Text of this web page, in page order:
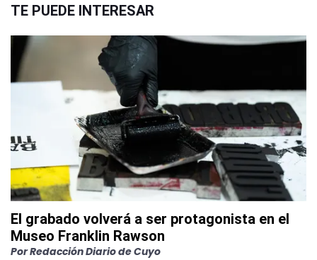
TE PUEDE INTERESAR
El grabado volverá a ser protagonista en el
Museo Franklin Rawson
PorRedacción Diario de Cuyo